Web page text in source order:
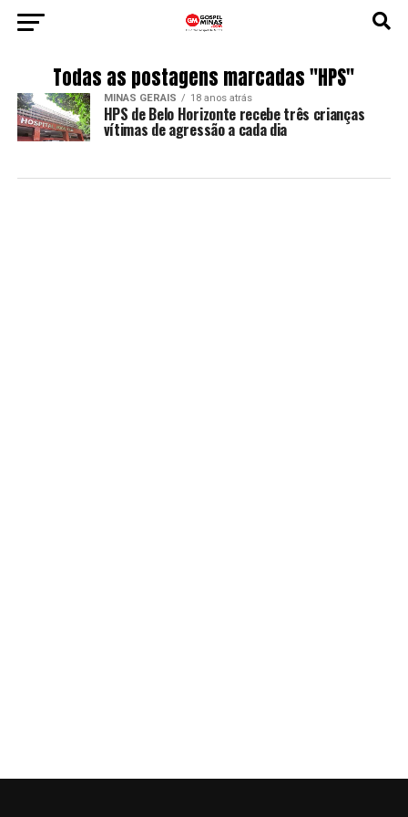
Todas as postagens marcadas "HPS"
MINAS GERAIS 18 anos atrás
HPS de Belo Horizonte recebe três crianças
vítimas de agressão a cada dia